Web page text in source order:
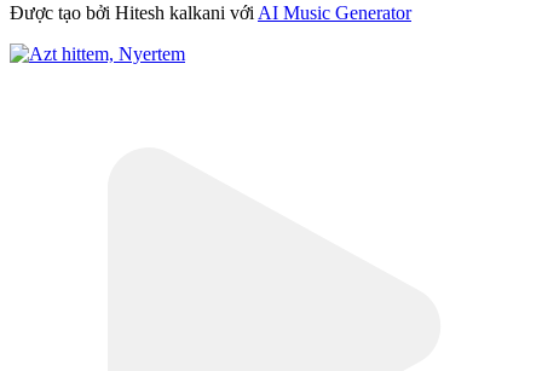
Được tạo bởi Hitesh kalkani với AI Music Generator